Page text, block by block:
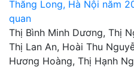
Thăng Long, Hà Nội năm
quan
Thị Bình Minh Dương, Thị
Thị Lan An, Hoài Thu
Hương Hoàng, Thị Hạnh